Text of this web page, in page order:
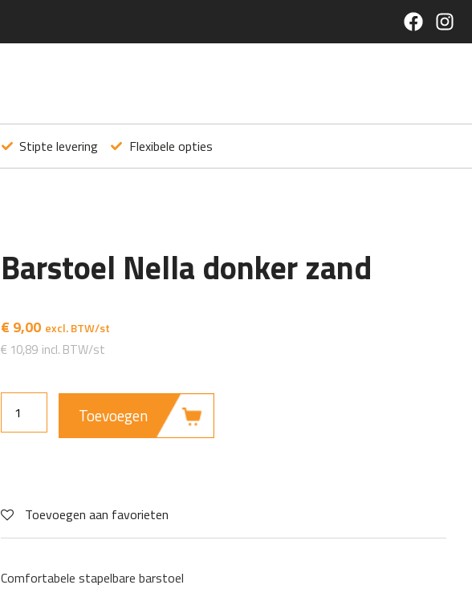
Stipte levering Flexibele opties
Barstoel Nella donker zand
€ 9,00
€ 10,89
Toevoegen
Toevoegen aan favorieten
Comfortabele stapelbare barstoel